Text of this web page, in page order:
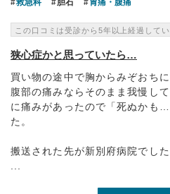
救急科 胆石 胃痛・腹痛
この口コミは受診から5年以上経過してい
狭心症かと思っていたら…
買い物の途中で胸からみぞおち
腹部の痛みならそのまま我慢し
に痛みがあったので「死ぬかも
た。
搬送された先が新別府病院でした